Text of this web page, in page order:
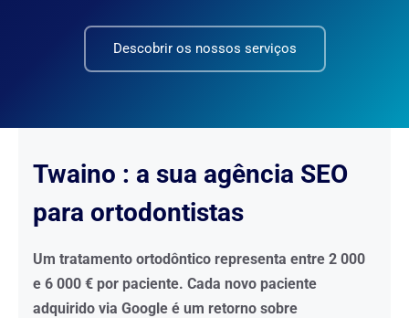
Descobrir os nossos serviços
Twaino : a sua agência SEO
para ortodontistas
Um tratamento ortodôntico representa entre 2 000
e 6 000 € por paciente. Cada novo paciente
adquirido via Google é um retorno sobre